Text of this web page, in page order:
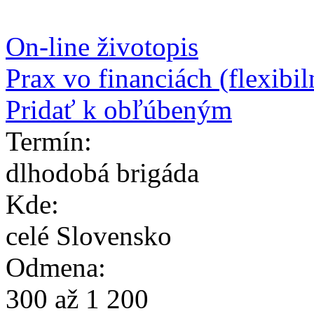
On-line životopis
Prax vo financiách
Pridať k obľúbeným
Termín:
dlhodobá brigáda
Kde:
celé Slovensko
Odmena:
300 až 1 200